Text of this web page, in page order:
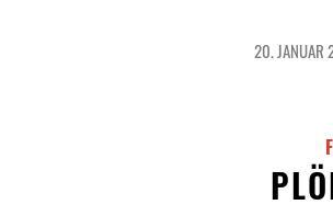
20. JANUAR
/